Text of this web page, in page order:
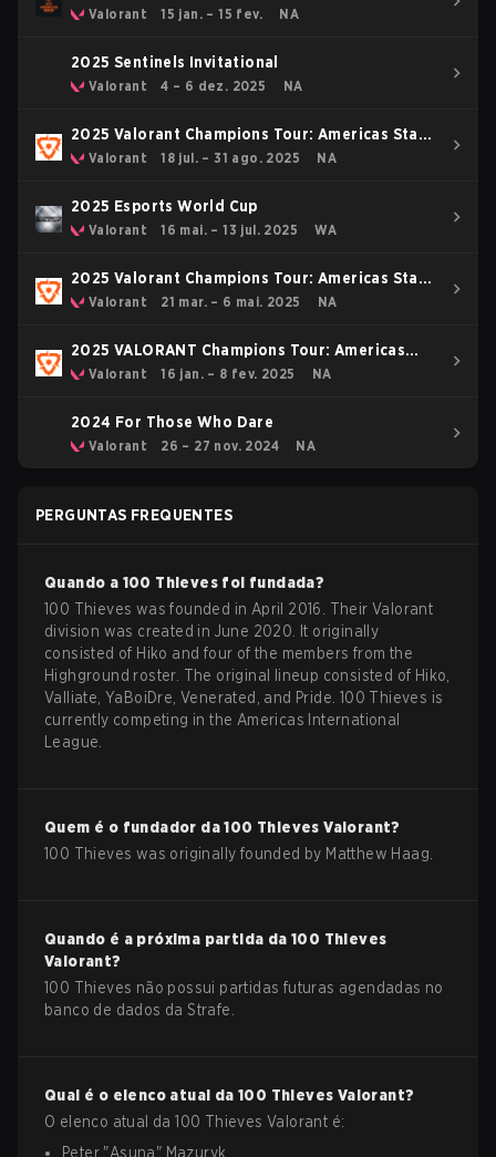
Valorant 15 jan. – 15 fev. NA
2025 Sentinels Invitational
Valorant 4 – 6 dez. 2025 NA
2025 Valorant Champions Tour: Americas Stage
2 Valorant 18 jul. – 31 ago. 2025 NA
2025 Esports World Cup
Valorant 16 mai. – 13 jul. 2025 WA
2025 Valorant Champions Tour: Americas Stage
1
Valorant 21 mar. – 6 mai. 2025 NA
2025 VALORANT Champions Tour: Americas
KICK-OFF
Valorant 16 jan. – 8 fev. 2025 NA
2024 For Those Who Dare
Valorant 26 – 27 nov. 2024 NA
PERGUNTAS FREQUENTES
Quando a 100 Thieves foi fundada?
100 Thieves was founded in April 2016. Their Valorant
division was created in June 2020. It originally
consisted of Hiko and four of the members from the
Highground roster. The original lineup consisted of Hiko,
Valliate, YaBoiDre, Venerated, and Pride. 100 Thieves is
currently competing in the Americas International
League.
Quem é o fundador da100 Thieves Valorant?
100 Thieves was originally founded by Matthew Haag.
Quando é a próxima partida da 100 Thieves
Valorant?
100 Thieves não possui partidas futuras agendadas no
banco de dados da Strafe.
Qual é o elenco atual da 100 Thieves Valorant?
O elenco atual da100 Thieves Valorant é:
Peter "Asuna" Mazuryk